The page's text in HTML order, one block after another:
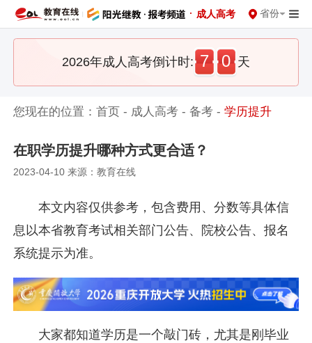
· 成人高考 省份
2026年成人高考倒计时: 7 0 天
您现在的位置：首页 - 成人高考 -备考 -学历提升
在职学历提升哪种方式更合适？
2023-04-10 来源：教育在线
本文内容仅供参考，包含费用、分数等具体信
息以本省教育考试相关部门公告、院校公告、报名
系统提示为准。
大家都知道学历是一个敲门砖，尤其是刚毕业